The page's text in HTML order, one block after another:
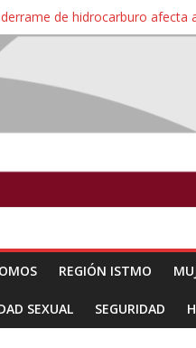
de hidrocarburo afecta
autista expulsado por la
de periodista Alejandro Leyva
de Juchitán, Oaxaca
y comuneros ikoots detienen
REGIÓN ISTMO
SEXUAL SEGURIDAD